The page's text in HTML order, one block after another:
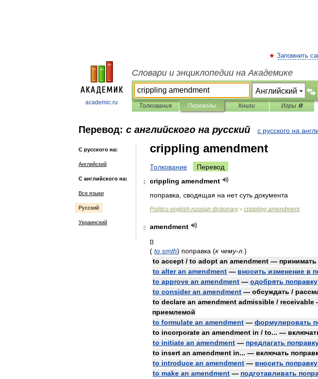
academic.ru
Запомнить
Словари и энциклопедии на Академике
Толкования Переводы Книги Игры ⚽
Перевод: с английского на русский с русского на
С русского на:
Английский
С английского на:
Все языки
Русский
Украинский
crippling amendment
Толкование Перевод
1 crippling amendment
поправка сводящая на нет суть документа
Politics english-russian dictionary> crippling amendment
2
amendment
n
( to smth) поправка (к чему-л )
to accept / to adopt an amendment — принимать
to alter an amendment — вносить изменение в
to approve an amendment — одобрять поправку
to consider an amendment — обсуждать /
to declare an amendment admissible / receivable
приемлемой
to formulate an amendment — формулировать
to incorporate an amendment in / to... —
to initiate an amendment — предлагать
to insert an amendment in... — включать
to introduce an amendment — вносить поправку
to make an amendment — подготавливать